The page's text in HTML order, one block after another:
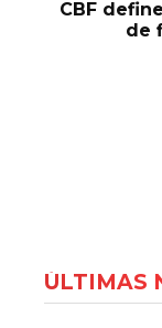
CBF
de
ÚLTIMAS